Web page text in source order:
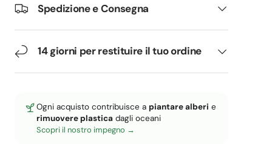
Spedizione e Consegna
14 giorni per restituire il tuo ordine
Ogni acquisto contribuisce a piantare alberi e
rimuovere plastica dagli oceani
Scopri il nostro impegno